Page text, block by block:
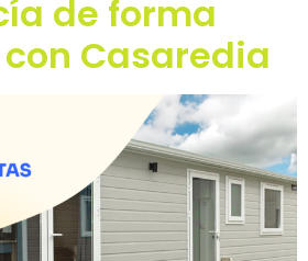
de forma
Casaredia